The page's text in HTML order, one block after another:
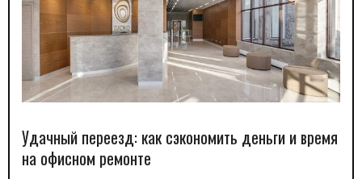
Удачный переезд: как сэкономить деньги и время
на офисном ремонте